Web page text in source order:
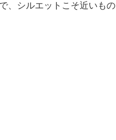
、シルエットこそ近いもの